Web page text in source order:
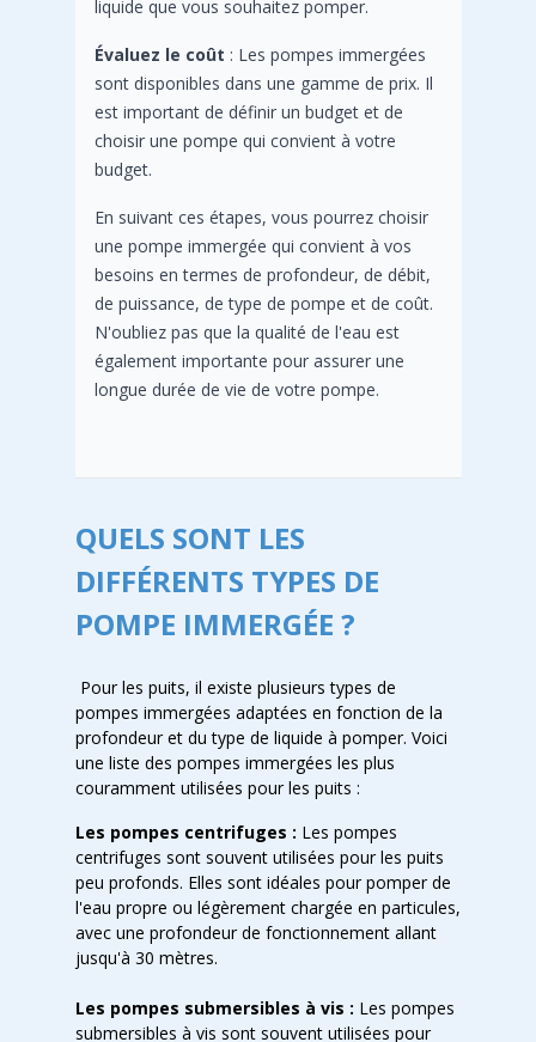
liquide que vous souhaitez pomper.
Évaluez le coût : Les pompes immergées
sont disponibles dans une gamme de prix. Il
est important de définir un budget et de
choisir une pompe qui convient à votre
budget.
En suivant ces étapes, vous pourrez choisir
une pompe immergée qui convient à vos
besoins en termes de profondeur, de débit,
de puissance, de type de pompe et de coût.
N'oubliez pas que la qualité de l'eau est
également importante pour assurer une
longue durée de vie de votre pompe.
QUELS SONT LES
DIFFÉRENTS TYPES DE
POMPE IMMERGÉE ?
Pour les puits, il existe plusieurs types de
pompes immergées adaptées en fonction de la
profondeur et du type de liquide à pomper. Voici
une liste des pompes immergées les plus
couramment utilisées pour les puits :
Les pompes centrifuges : Les pompes
centrifuges sont souvent utilisées pour les puits
peu profonds. Elles sont idéales pour pomper de
l'eau propre ou légèrement chargée en particules,
avec une profondeur de fonctionnement allant
jusqu'à 30 mètres.
Les pompes submersibles à vis : Les pompes
submersibles à vis sont souvent utilisées pour